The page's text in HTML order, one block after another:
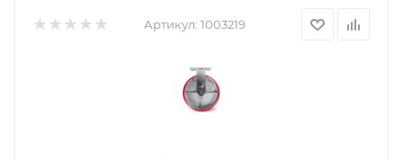
Артикул: 1003219